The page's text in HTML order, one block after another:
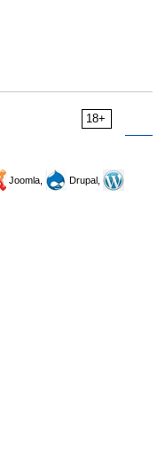
18+
Joomla,
Drupal,